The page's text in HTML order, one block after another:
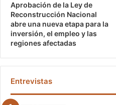
Aprobación de la Ley de
Reconstrucción Nacional
abre una nueva etapa para la
inversión, el empleo y las
regiones afectadas
Entrevistas